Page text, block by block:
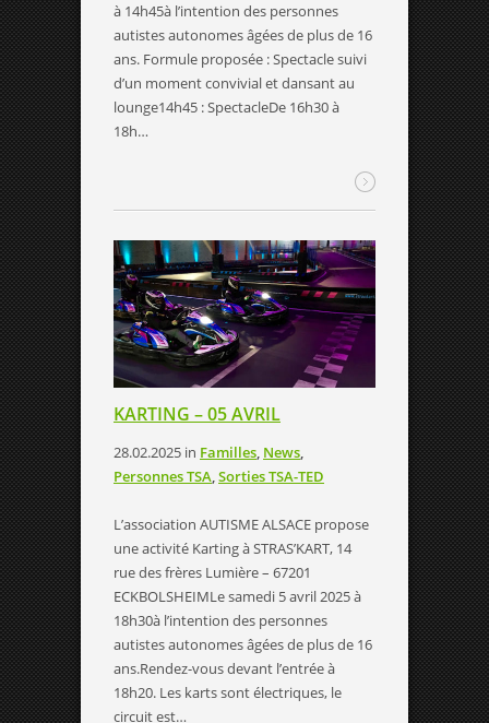
à 14h45à l’intention des personnes
autistes autonomes âgées de plus de 16
ans. Formule proposée : Spectacle suivi
d’un moment convivial et dansant au
lounge14h45 : SpectacleDe 16h30 à
18h…
KARTING – 05 AVRIL
28.02.2025 in Familles, News,
Personnes TSA,Sorties TSA-TED
L’association AUTISME ALSACE propose
une activité Karting à STRAS’KART, 14
rue des frères Lumière – 67201
ECKBOLSHEIMLe samedi 5 avril 2025 à
18h30à l’intention des personnes
autistes autonomes âgées de plus de 16
ans.Rendez-vous devant l’entrée à
18h20. Les karts sont électriques, le
circuit est…